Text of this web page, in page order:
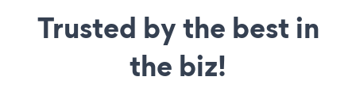
Trusted by the best in
the biz!